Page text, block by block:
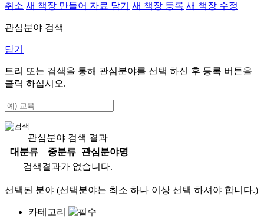
취소 새 책장 만들어 자료 담기 새 책장 등록 새 책장 수정
관심분야 검색
닫기
트리 또는 검색을 통해 관심분야를 선택 하신 후 등록 버튼을
클릭 하십시오.
관심분야 검색 결과
대분류
중분류
관심분야명
검색결과가 없습니다.
선택된 분야 (선택분야는 최소 하나 이상 선택 하셔야 합니다.)
카테고리